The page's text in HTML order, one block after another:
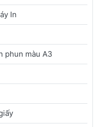
In
phun màu A3